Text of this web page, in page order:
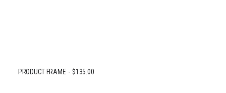
PRODUCT FRAME $135.00